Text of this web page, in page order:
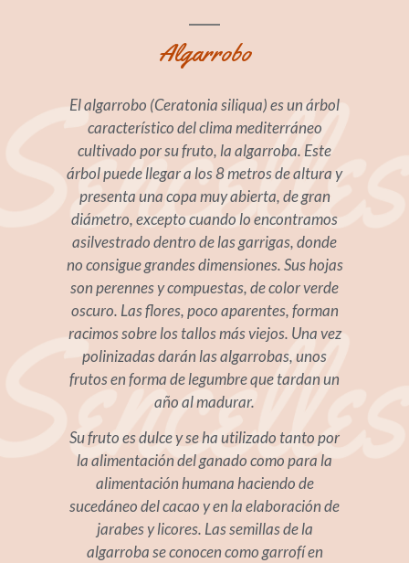
Algarrobo
El algarrobo (Ceratonia siliqua) es un árbol
característico del clima mediterráneo
cultivado por su fruto, la algarroba. Este
árbol puede llegar a los 8 metros de altura y
presenta una copa muy abierta, de gran
diámetro, excepto cuando lo encontramos
asilvestrado dentro de las garrigas, donde
no consigue grandes dimensiones. Sus hojas
son perennes y compuestas, de color verde
oscuro. Las flores, poco aparentes, forman
racimos sobre los tallos más viejos. Una vez
polinizadas darán las algarrobas, unos
frutos en forma de legumbre que tardan un
año al madurar.
Su fruto es dulce y se ha utilizado tanto por
la alimentación del ganado como para la
alimentación humana haciendo de
sucedáneo del cacao y en la elaboración de
jarabes y licores. Las semillas de la
algarroba se conocen como garrofí en